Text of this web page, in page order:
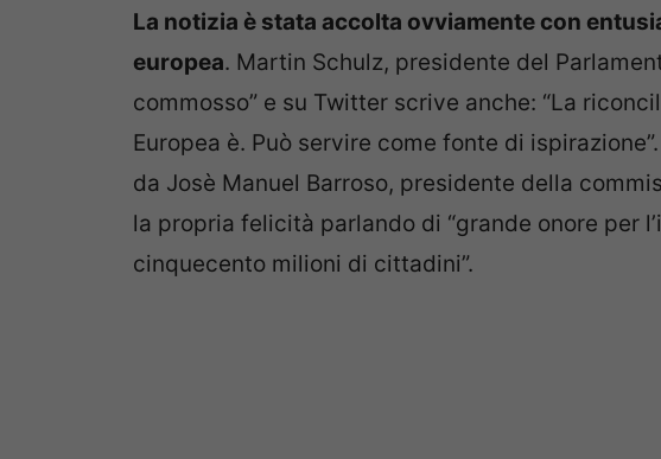
La notizia è stata accolta ovviamente con
europea. Martin Schulz, presidente del
commosso” e su Twitter scrive anche: “La
Europea è. Può servire come fonte di
da Josè Manuel Barroso, presidente della
la propria felicità parlando di “grande onore per
cinquecento milioni di cittadini”.